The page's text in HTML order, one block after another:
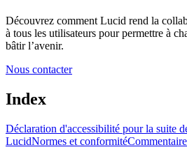
Découvrez comment Lucid rend la
à tous les utilisateurs pour permettre à
bâtir l’avenir.
Nous contacter
Index
Déclaration d'accessibilité pour la suite
LucidNormes et conformité